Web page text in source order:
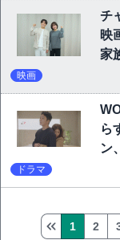
チ
映
家
映画
ら
ン
ドラマ
1 2